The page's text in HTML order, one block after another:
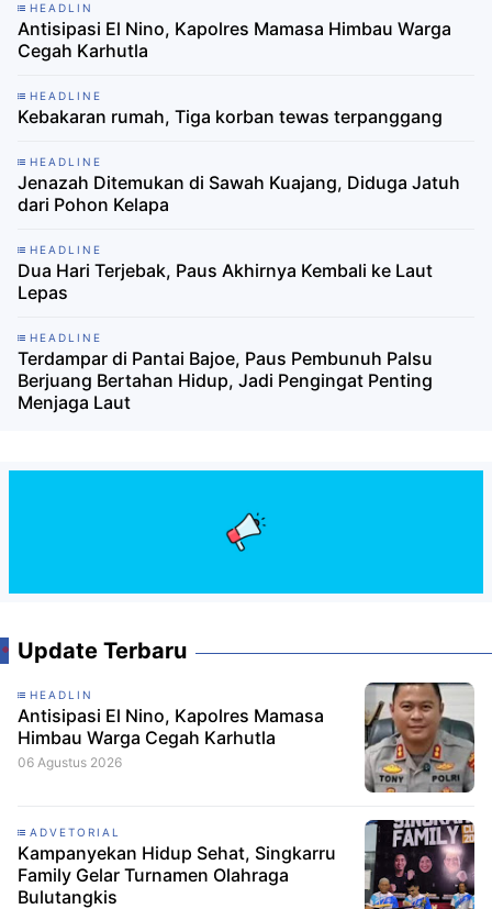
HEADLIN
Antisipasi El Nino, Kapolres Mamasa Himbau Warga
Cegah Karhutla
HEADLINE
Kebakaran rumah, Tiga korban tewas terpanggang
HEADLINE
Jenazah Ditemukan di Sawah Kuajang, Diduga Jatuh
dari Pohon Kelapa
HEADLINE
Dua Hari Terjebak, Paus Akhirnya Kembali ke Laut
Lepas
HEADLINE
Terdampar di Pantai Bajoe, Paus Pembunuh Palsu
Berjuang Bertahan Hidup, Jadi Pengingat Penting
Menjaga Laut
Update Terbaru
HEADLIN
Antisipasi El Nino, Kapolres Mamasa
Himbau Warga Cegah Karhutla
06 Agustus 2026
ADVETORIAL
Kampanyekan Hidup Sehat, Singkarru
Family Gelar Turnamen Olahraga
Bulutangkis